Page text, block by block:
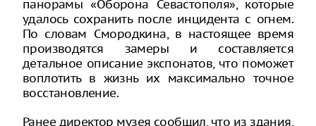
панорамы «Оборона Севастополя», которые
удалось сохранить после инцидента с огнем.
По словам Смородкина, в настоящее время
производятся замеры и составляется
детальное описание экспонатов, что поможет
воплотить в жизнь их максимально точное
восстановление.
Ранее директор музея сообщил, что из здания,